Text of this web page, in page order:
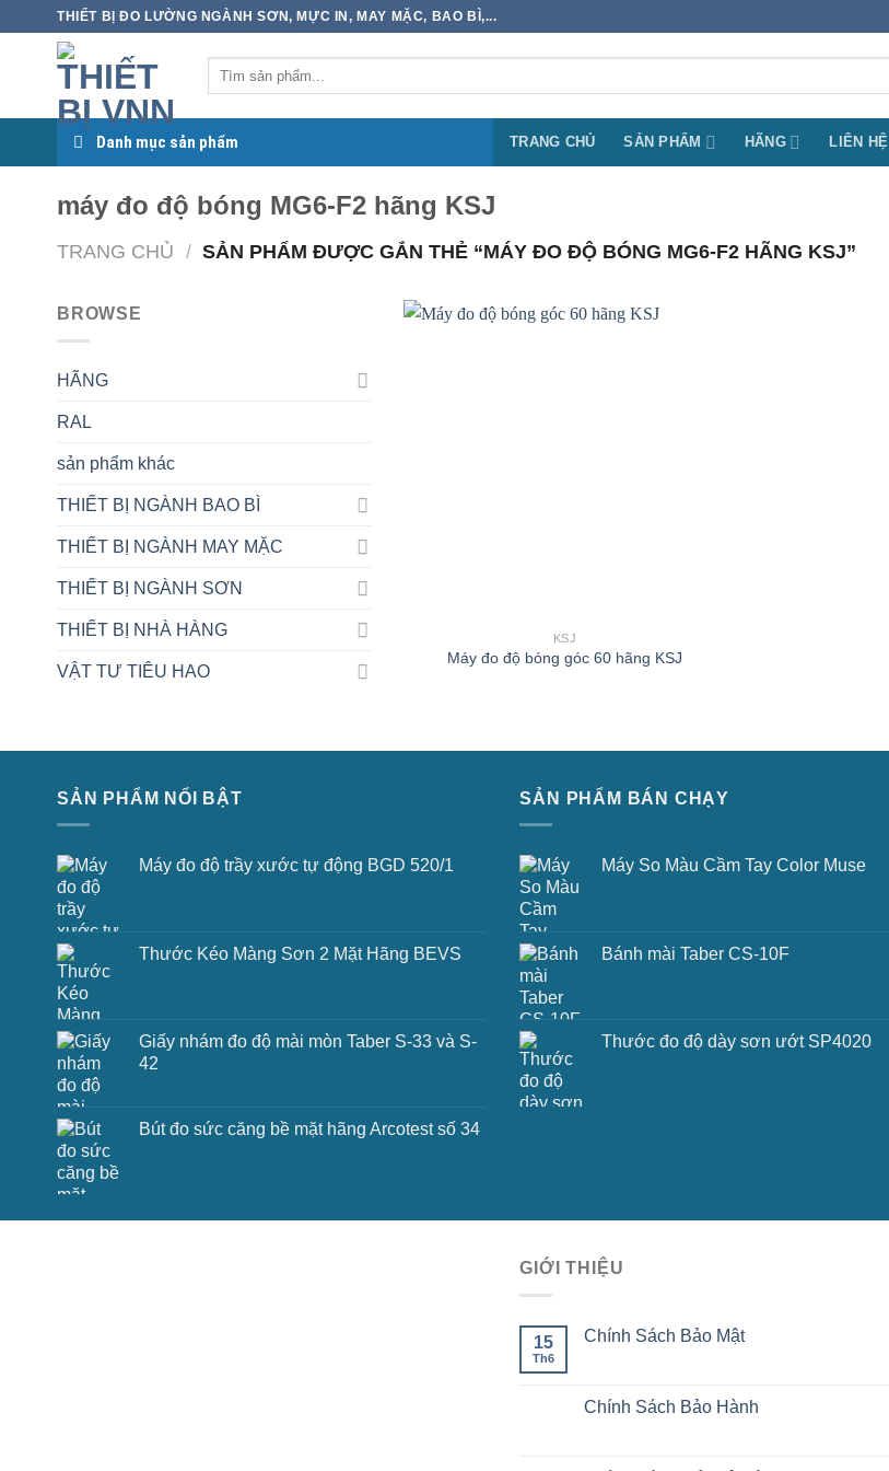
THIẾT BỊ ĐO LƯỜNG NGÀNH SƠN, MỰC IN, MAY MẶC, BAO BÌ,...
Danh mục sản phẩm TRANG CHỦ SẢN PHẨM HÃNG LIÊN HỆ
máy đo độ bóng MG6-F2 hãng KSJ
TRANG CHỦ / SẢN PHẨM ĐƯỢC GẮN THẺ “MÁY ĐO ĐỘ BÓNG MG6-F2 HÃNG KSJ”
BROWSE
HÃNG
RAL
sản phẩm khác
THIẾT BỊ NGÀNH BAO BÌ
THIẾT BỊ NGÀNH MAY MẶC
THIẾT BỊ NGÀNH SƠN
THIẾT BỊ NHÀ HÀNG
VẬT TƯ TIÊU HAO
KSJ
Máy đo độ bóng góc 60 hãng KSJ
SẢN PHẨM NỔI BẬT
Máy đo độ trầy xước tự động BGD 520/1
Thước Kéo Màng Sơn 2 Mặt Hãng BEVS
Giấy nhám đo độ mài mòn Taber S-33 và S-
42
Bút đo sức căng bề mặt hãng Arcotest số 34
SẢN PHẨM BÁN CHẠY
Máy So Màu Cầm Tay Color Muse
Bánh mài Taber CS-10F
Thước đo độ dày sơn ướt SP4020
GIỚI THIỆU
15
Th6
Chính Sách Bảo Mật
Chính Sách Bảo Hành